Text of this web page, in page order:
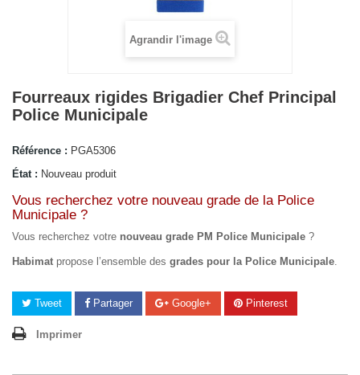
Agrandir l'image
Fourreaux rigides Brigadier Chef Principal
Police Municipale
Référence : PGA5306
État : Nouveau produit
Vous recherchez votre nouveau grade de la Police
Municipale ?
Vous recherchez votre nouveau grade PM Police Municipale ?
Habimat propose l’ensemble des grades pour la Police Municipale.
Tweet Partager Google+ Pinterest
Imprimer